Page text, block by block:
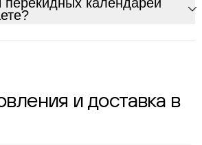
и доставка в